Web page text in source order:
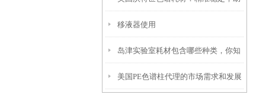
力色谱数据精准溯源
移液器使用
岛津实验室耗材包含哪些种类，你知
道吗？
美国PE色谱柱代理的市场需求和发展